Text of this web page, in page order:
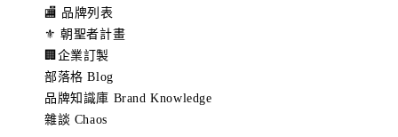
🏬 品牌列表
⚜️ 朝聖者計畫
🏢企業訂製
部落格 Blog
品牌知識庫 Brand Knowledge
雜談 Chaos